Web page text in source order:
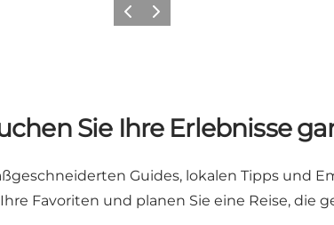
Vorherige Folie
Nächste Folie
Sie Ihre Erlebnisse
Guides, lokalen Tipps und
Favoriten und planen Sie eine Reise, die